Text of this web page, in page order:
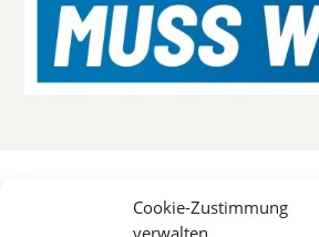
Cookie-Zustimmung
verwalten